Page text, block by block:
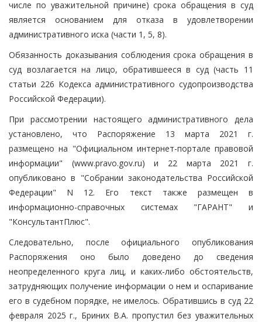
числе по уважительной причине) срока обращения в суд
является основанием для отказа в удовлетворении
административного иска (части 1, 5, 8).
Обязанность доказывания соблюдения срока обращения в
суд возлагается на лицо, обратившееся в суд (часть 11
статьи 226 Кодекса административного судопроизводства
Российской Федерации).
При рассмотрении настоящего административного дела
установлено, что Распоряжение 13 марта 2021 г.
размещено на "Официальном интернет-портале правовой
информации" (www.pravo.gov.ru) и 22 марта 2021 г.
опубликовано в "Собрании законодательства Российской
Федерации" N 12. Его текст также размещен в
информационно-справочных системах "ГАРАНТ" и
"КонсультантПлюс".
Следовательно, после официального опубликования
Распоряжения оно было доведено до сведения
неопределенного круга лиц, и каких-либо обстоятельств,
затрудняющих получение информации о нем и оспаривание
его в судебном порядке, не имелось. Обратившись в суд 22
февраля 2025 г., Бриних В.А. пропустил без уважительных